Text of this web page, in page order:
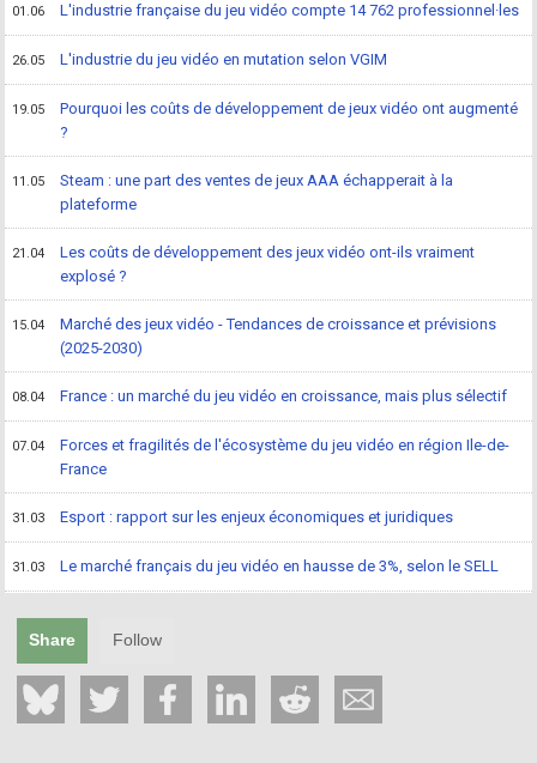
01.06 L'industrie française du jeu vidéo compte 14 762 professionnel·les
26.05 L'industrie du jeu vidéo en mutation selon VGIM
19.05
Pourquoi les coûts de développement de jeux vidéo ont augmenté
?
11.05
Steam : une part des ventes de jeux AAA échapperait à la
plateforme
21.04
Les coûts de développement des jeux vidéo ont-ils vraiment
explosé ?
15.04
Marché des jeux vidéo - Tendances de croissance et prévisions
(2025-2030)
08.04 France : un marché du jeu vidéo en croissance, mais plus sélectif
07.04
Forces et fragilités de l'écosystème du jeu vidéo en région Ile-de-
France
31.03 Esport : rapport sur les enjeux économiques et juridiques
31.03 Le marché français du jeu vidéo en hausse de 3%, selon le SELL
Share Follow